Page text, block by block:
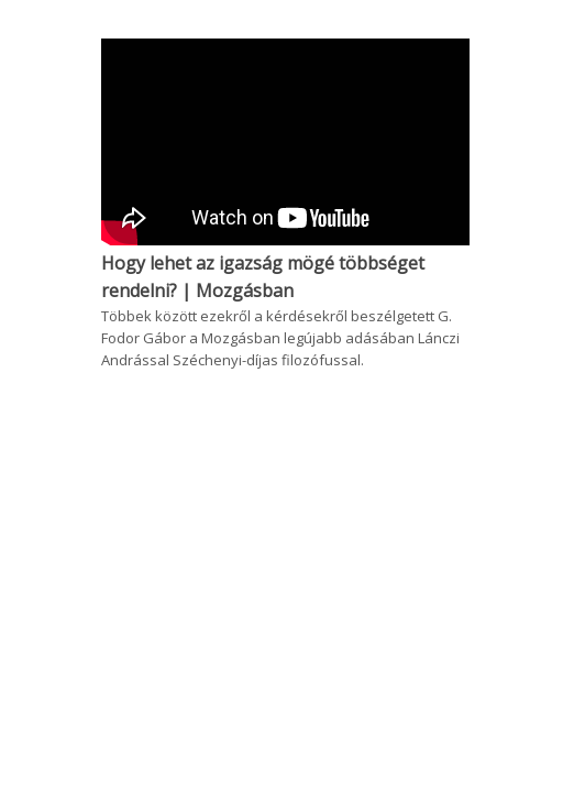
Hogy lehet az igazság mögé többséget
rendelni? | Mozgásban
Többek között ezekről a kérdésekről beszélgetett G.
Fodor Gábor a Mozgásban legújabb adásában Lánczi
Andrással Széchenyi-díjas filozófussal.